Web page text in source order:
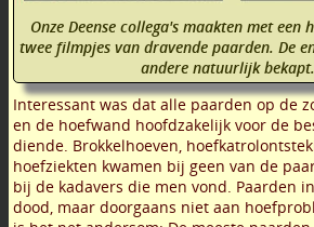
Onze Deense collega's maakten met een
twee filmpjes van dravende paarden. De
andere natuurlijk
Interessant was dat alle paarden op de
en de hoefwand hoofdzakelijk voor de
diende. Brokkelhoeven,
hoefziekten kwamen bij geen van de
bij de kadavers die men vond. Paarden
dood, maar doorgaans niet aan